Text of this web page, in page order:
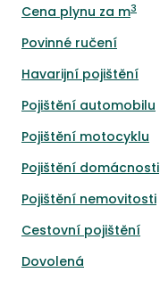
Cena plynu za m3
Povinné ručení
Havarijní pojištění
Pojištění automobilu
Pojištění motocyklu
Pojištění domácnosti
Pojištění nemovitosti
Cestovní pojištění
Dovolená